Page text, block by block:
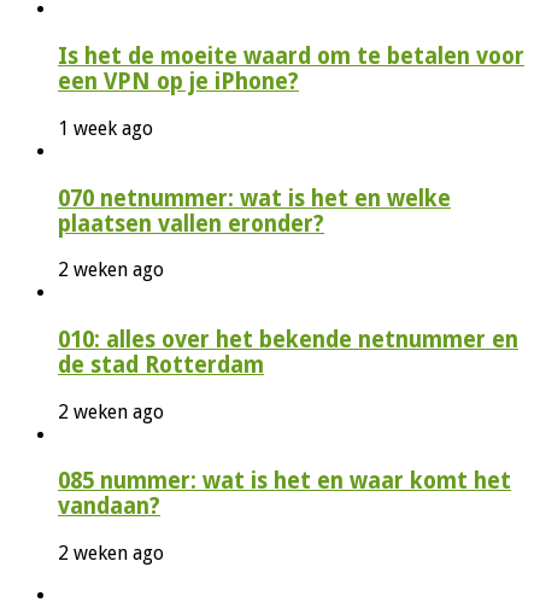
Is het de moeite waard om te betalen voor
een VPN op je iPhone?
1 week ago
070 netnummer: wat is het en welke
plaatsen vallen eronder?
2 weken ago
010: alles over het bekende netnummer en
de stad Rotterdam
2 weken ago
085 nummer: wat is het en waar komt het
vandaan?
2 weken ago